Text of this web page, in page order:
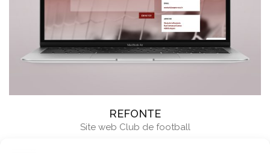
REFONTE
Site web Club de football